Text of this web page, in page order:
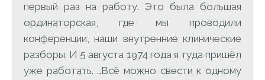
первый раз на работу. Это была большая
ординаторская, где мы проводили
конференции, наши внутренние клинические
разборы. И 5 августа 1974 года я туда пришёл
уже работать. …Всё можно свести к одному